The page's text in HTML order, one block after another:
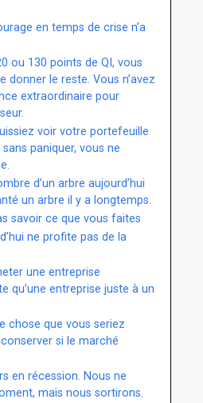
en temps de crise n’a
ou 130 points de QI, vous
le reste. Vous n’avez
extraordinaire pour
voir votre portefeuille
paniquer, vous ne
d’un arbre aujourd’hui
un arbre il y a longtemps.
savoir ce que vous faites
ne profite pas de la
une entreprise
qu’une entreprise juste à un
chose que vous seriez
si le marché
en récession. Nous ne
mais nous sortirons.